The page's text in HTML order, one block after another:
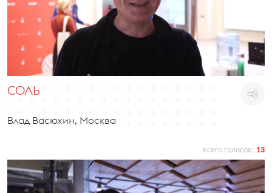
СОЛЬ
Влад Васюхин, Москва
всего голосов: 13